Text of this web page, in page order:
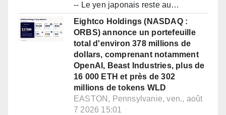
-- Le yen japonais reste au…
Eightco Holdings (NASDAQ :
ORBS) annonce un portefeuille
total d'environ 378 millions de
dollars, comprenant notamment
OpenAI, Beast Industries, plus de
16 000 ETH et près de 302
millions de tokens WLD
EASTON, Pennsylvanie, ven., août
7 2026 15:01